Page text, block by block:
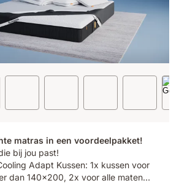
matras in een voordeelpakket!
bij jou past!
Adapt Kussen: 1x kussen voor
dan 140x200, 2x voor alle maten